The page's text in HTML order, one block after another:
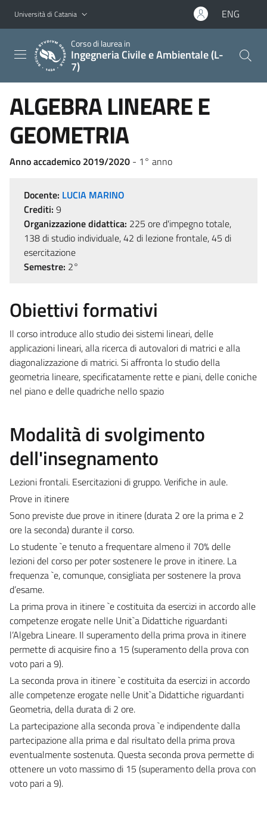
Vai al contenuto principale
Vai al menu di navigazione
Università di Catania ENG
Corso di laurea in
Ingegneria Civile e Ambientale (L-
7)
ALGEBRA LINEARE E
GEOMETRIA
Anno accademico 2019/2020 - 1° anno
Docente: LUCIA MARINO
Crediti: 9
Organizzazione didattica: 225 ore d'impegno totale,
138 di studio individuale, 42 di lezione frontale, 45 di
esercitazione
Semestre: 2°
Obiettivi formativi
Il corso introduce allo studio dei sistemi lineari, delle
applicazioni lineari, alla ricerca di autovalori di matrici e alla
diagonalizzazione di matrici. Si affronta lo studio della
geometria lineare, specificatamente rette e piani, delle coniche
nel piano e delle quadriche nello spazio
Modalità di svolgimento
dell'insegnamento
Lezioni frontali. Esercitazioni di gruppo. Verifiche in aule.
Prove in itinere
Sono previste due prove in itinere (durata 2 ore la prima e 2
ore la seconda) durante il corso.
Lo studente `e tenuto a frequentare almeno il 70% delle
lezioni del corso per poter sostenere le prove in itinere. La
frequenza `e, comunque, consigliata per sostenere la prova
d’esame.
La prima prova in itinere `e costituita da esercizi in accordo alle
competenze erogate nelle Unit`a Didattiche riguardanti
l’Algebra Lineare. Il superamento della prima prova in itinere
permette di acquisire fino a 15 (superamento della prova con
voto pari a 9).
La seconda prova in itinere `e costituita da esercizi in accordo
alle competenze erogate nelle Unit`a Didattiche riguardanti
Geometria, della durata di 2 ore.
La partecipazione alla seconda prova `e indipendente dalla
partecipazione alla prima e dal risultato della prima prova
eventualmente sostenuta. Questa seconda prova permette di
ottenere un voto massimo di 15 (superamento della prova con
voto pari a 9).